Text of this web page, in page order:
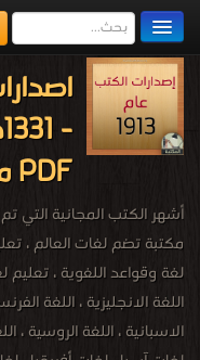
مكتبة الكتب
المكتبات
يُقرأ حالياً
اضف كتاب
PDF مجاناً
أشهر الكتب المجانية التي تم
مكتبة تضم لغات العالم ،
لغة وقواعد اللغوية ، تعليم
اللغة الانجليزية ، اللغة
الاسبانية ، اللغة الروسية ،